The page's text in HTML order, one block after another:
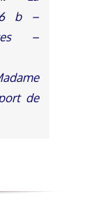
b –
–
de